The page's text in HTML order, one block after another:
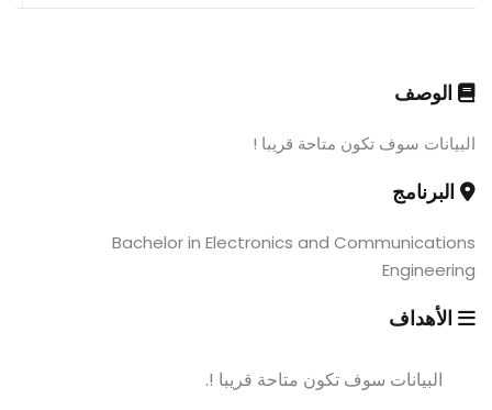
الوصف
البيانات سوف تكون متاحة قريبا !
البرنامج
Bachelor in Electronics and Communications
Engineering
الأهداف
البيانات سوف تكون متاحة قريبا !.